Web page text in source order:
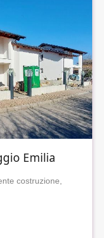
Emilia
costruzione,